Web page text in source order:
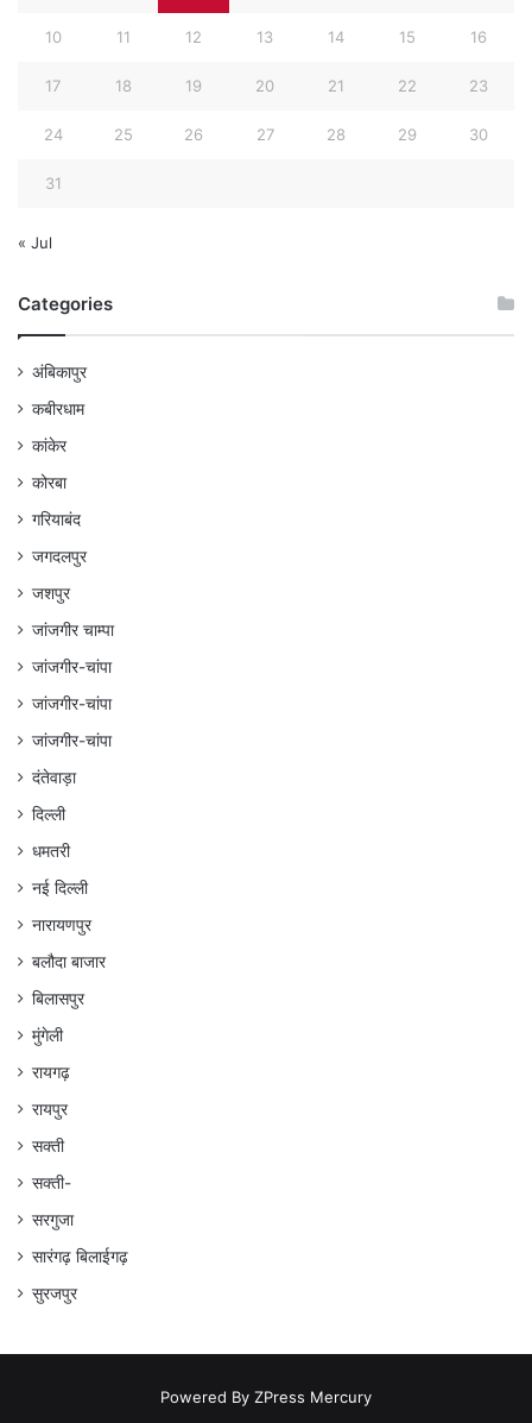
10 11 12 13 14 15 16
17 18 19 20 21 22 23
24 25 26 27 28 29 30
31
« Jul
Categories
अंबिकापुर
कबीरधाम
कांकेर
कोरबा
गरियाबंद
जगदलपुर
जशपुर
जांजगीर चाम्पा
जांजगीर-चांपा
जांजगीर-चांपा
जांजगीर-चांपा
दंतेवाड़ा
दिल्ली
धमतरी
नई दिल्ली
नारायणपुर
बलौदा बाजार
बिलासपुर
मुंगेली
रायगढ़
रायपुर
सक्ती
सक्ती-
सरगुजा
सारंगढ़ बिलाईगढ़
सुरजपुर
Powered By ZPress Mercury